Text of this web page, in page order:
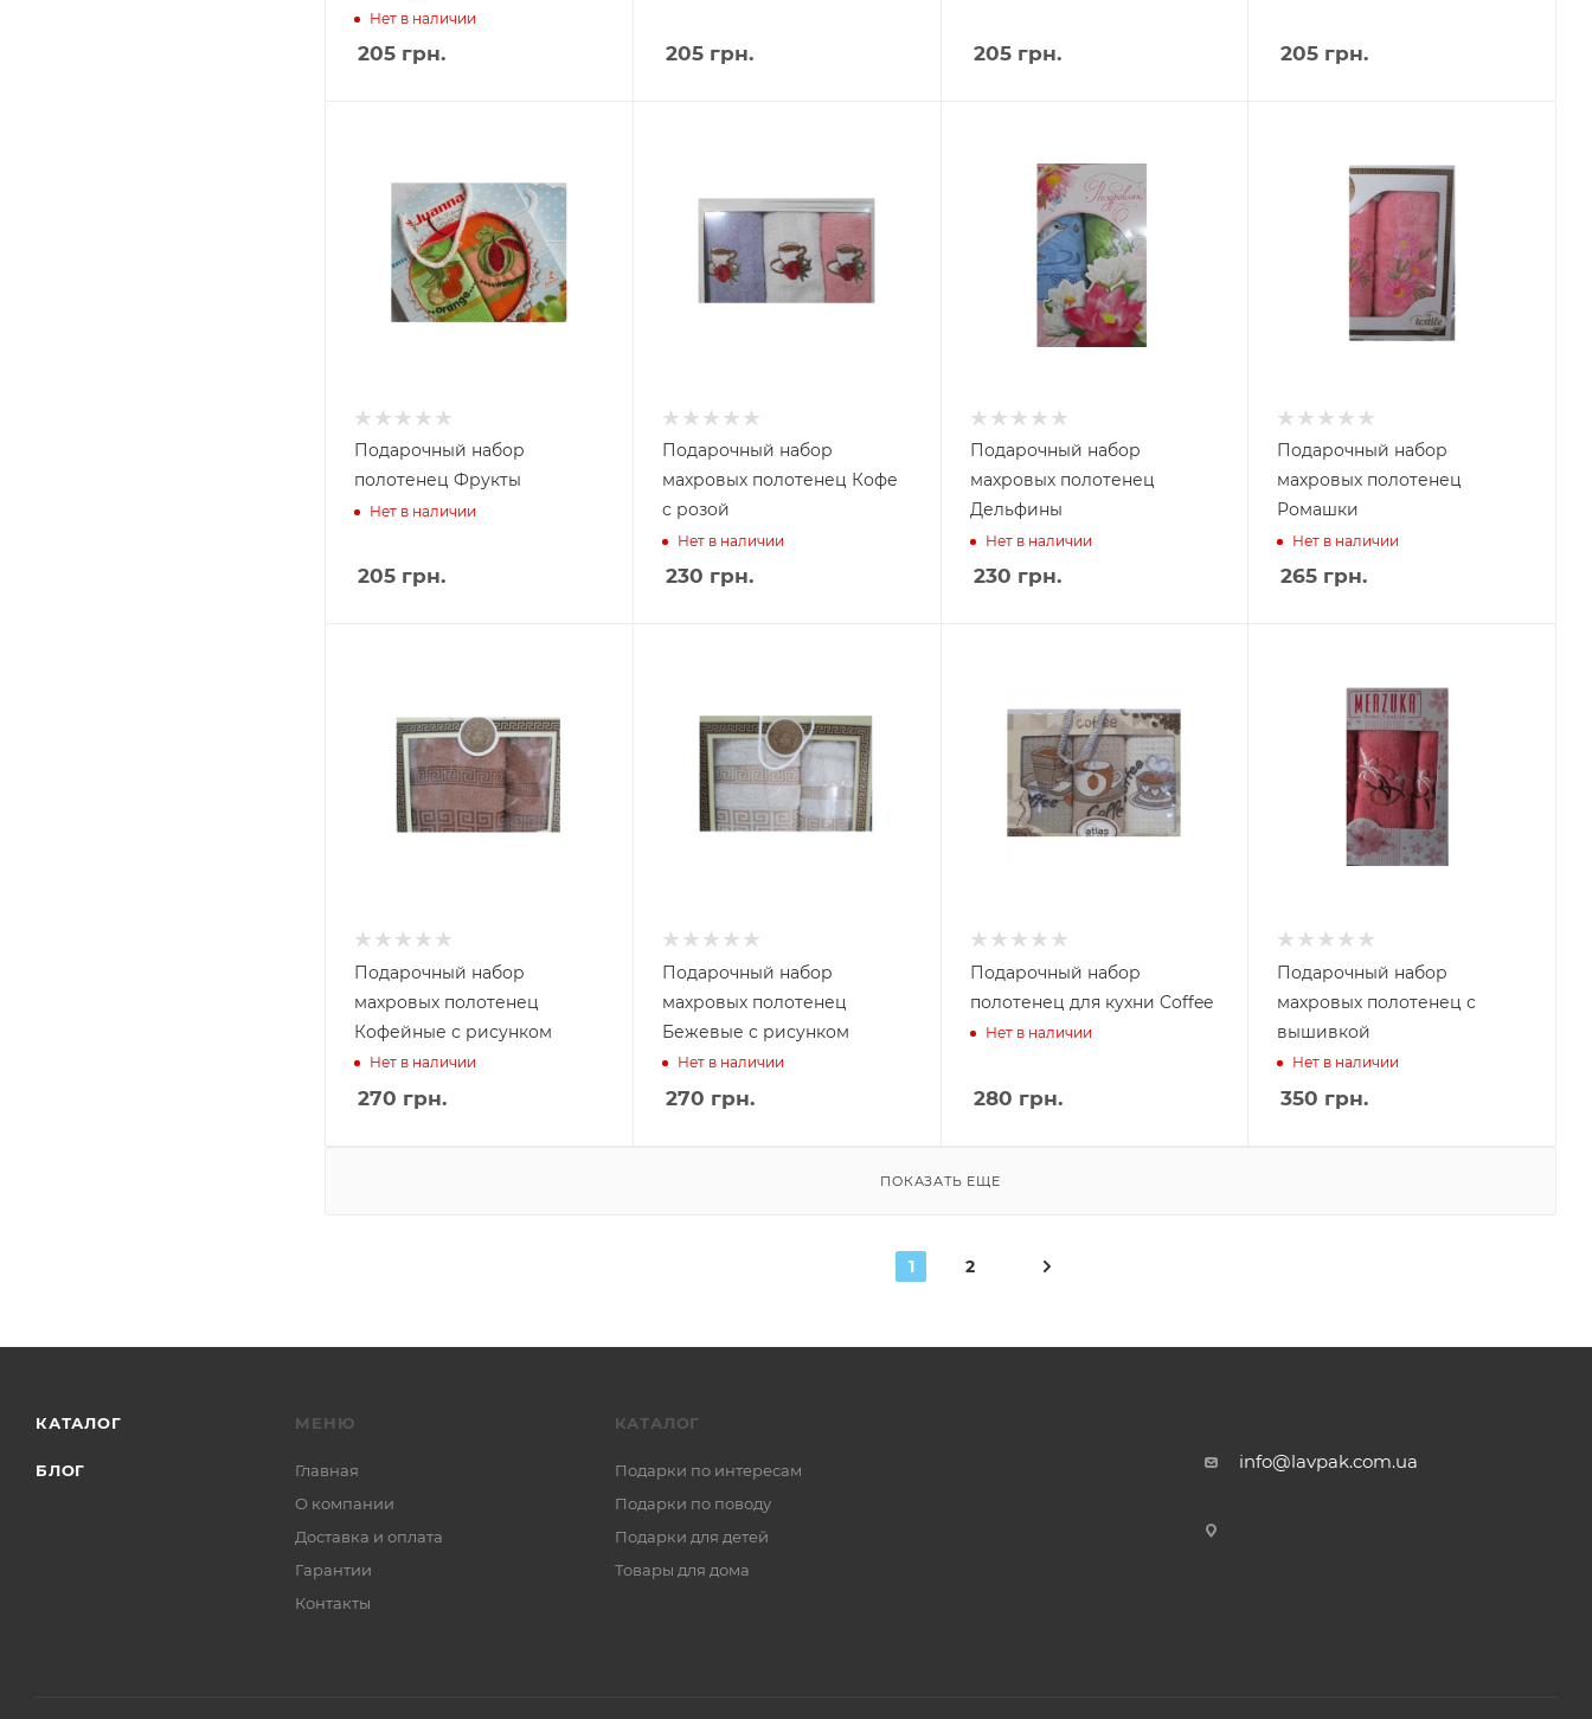
Нет в наличии
205 грн. 205грн. 205грн. 205 грн.
Подарочный набор
полотенец Фрукты
Нет в наличии
205 грн.
Подарочный набор
махровых полотенец Кофе
с розой
Нет в наличии
230 грн.
Подарочный набор
махровых полотенец
Дельфины
Нет в наличии
230 грн.
Подарочный набор
махровых полотенец
Ромашки
Нет в наличии
265 грн.
Подарочный набор
махровых полотенец
Кофейные с рисунком
Нет в наличии
270 грн.
Подарочный набор
махровых полотенец
Бежевые с рисунком
Нет в наличии
270 грн.
Подарочный набор
полотенец для кухни Coffee
Нет в наличии
280 грн.
Подарочный набор
махровых полотенец с
вышивкой
Нет в наличии
350 грн.
ПОКАЗАТЬ ЕЩЕ
1 2
КАТАЛОГ
БЛОГ
МЕНЮ
Главная
О компании
Доставка и оплата
Гарантии
Контакты
КАТАЛОГ
Подарки по интересам
Подарки по поводу
Подарки для детей
Товары для дома
info@lavpak.com.ua